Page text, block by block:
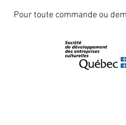
Pour toute commande ou